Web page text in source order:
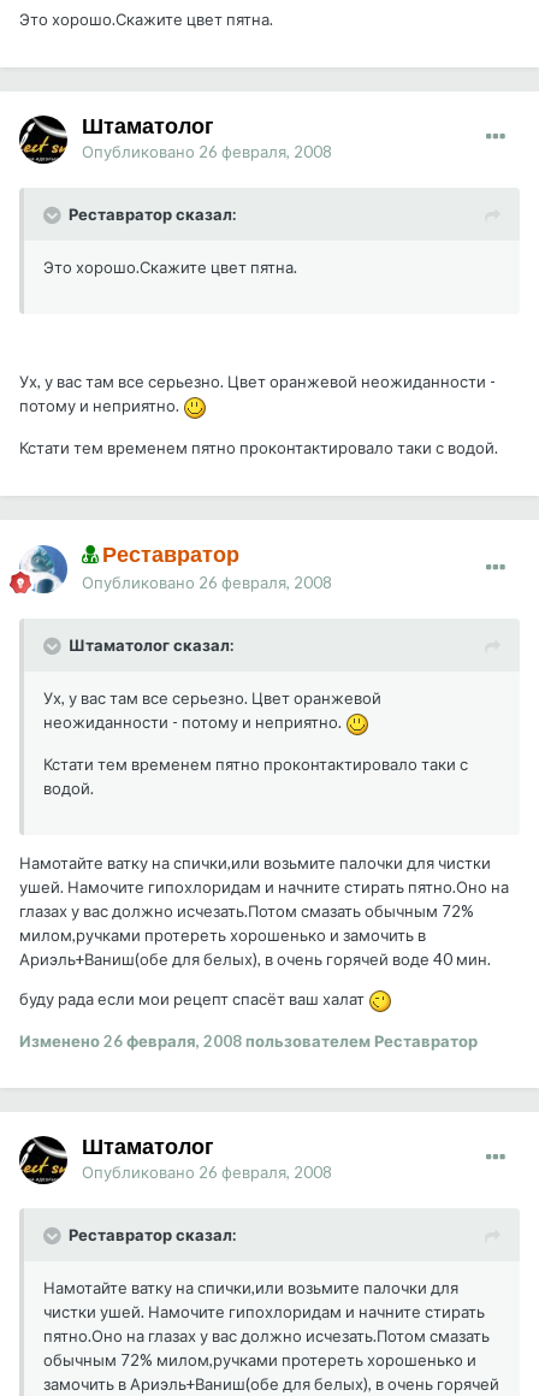
Это хорошо.Скажите цвет пятна.
Штаматолог
Опубликовано 26 февраля, 2008
Реставратор сказал:
Это хорошо.Скажите цвет пятна.
Ух, у вас там все серьезно. Цвет оранжевой неожиданности -
потому и неприятно.
Кстати тем временем пятно проконтактировало таки с водой.
Реставратор
Опубликовано 26 февраля, 2008
Штаматолог сказал:
Ух, у вас там все серьезно. Цвет оранжевой
неожиданности - потому и неприятно.
Кстати тем временем пятно проконтактировало таки с
водой.
Намотайте ватку на спички,или возьмите палочки для чистки
ушей. Намочите гипохлоридам и начните стирать пятно.Оно на
глазах у вас должно исчезать.Потом смазать обычным 72%
милом,ручками протереть хорошенько и замочить в
Ариэль+Ваниш(обе для белых), в очень горячей воде 40 мин.
буду рада если мои рецепт спасёт ваш халат
Изменено26 февраля, 2008пользователем Реставратор
Штаматолог
Опубликовано 26 февраля, 2008
Реставратор сказал:
Намотайте ватку на спички,или возьмите палочки для
чистки ушей. Намочите гипохлоридам и начните стирать
пятно.Оно на глазах у вас должно исчезать.Потом смазать
обычным 72% милом,ручками протереть хорошенько и
замочить в Ариэль+Ваниш(обе для белых), в очень горячей